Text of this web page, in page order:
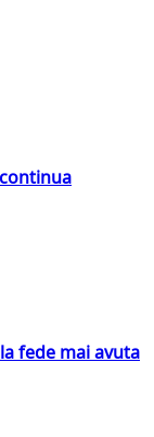
fede mai avuta